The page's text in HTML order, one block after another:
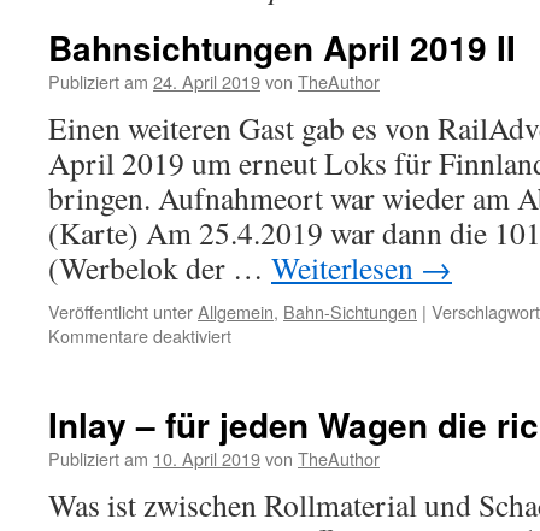
Bahnsichtungen April 2019 II
Publiziert am 24. April 2019von TheAuthor
Einen weiteren Gast gab es von
April 2019 um erneut Loks für
bringen. Aufnahmeort war wieder am
(Karte) Am 25.4.2019 war dann die
(Werbelok der … Weiterlesen →
Veröffentlicht unterAllgemein, Bahn-Sichtungen |
Kommentare deaktiviertfür
II
Inlay – für jeden Wagen die
Publiziert am 10. April 2019von TheAuthor
Was ist zwischen Rollmaterial und